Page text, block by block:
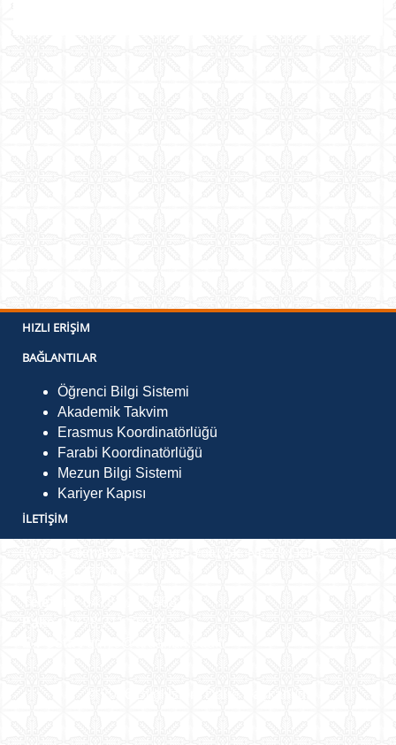
HIZLI ERIŞIM
BAĞLANTILAR
Öğrenci Bilgi Sistemi
Akademik Takvim
Erasmus Koordinatörlüğü
Farabi Koordinatörlüğü
Mezun Bilgi Sistemi
Kariyer Kapısı
İLETIŞIM